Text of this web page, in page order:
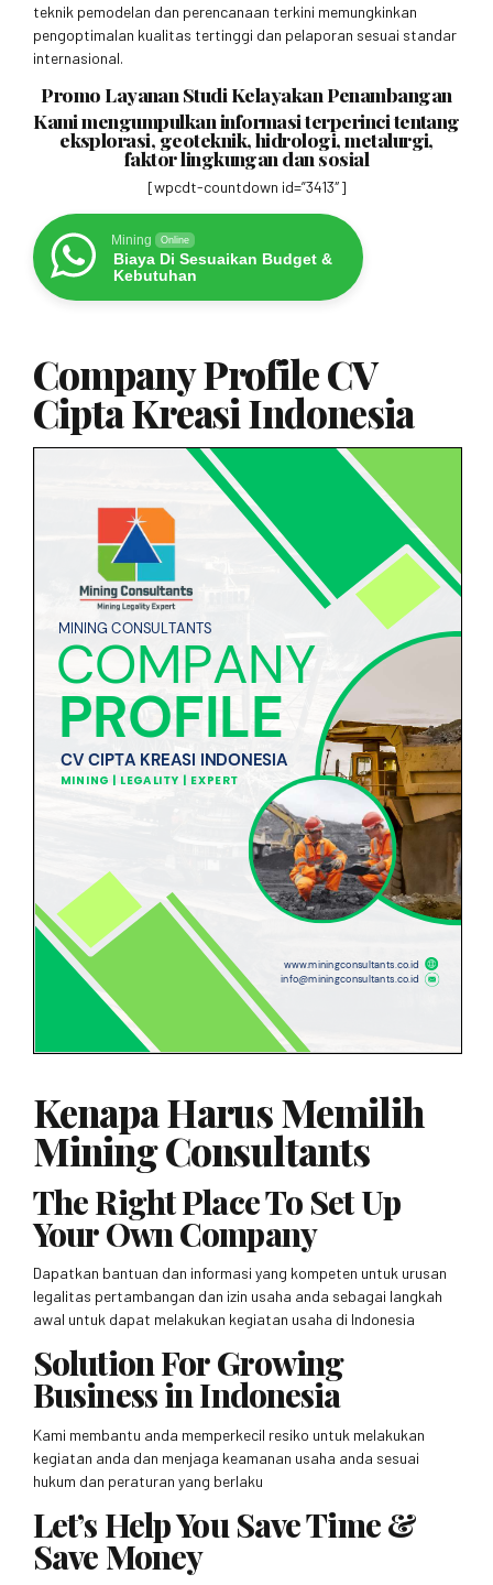
teknik pemodelan dan perencanaan terkini memungkinkan
pengoptimalan kualitas tertinggi dan pelaporan sesuai standar
internasional.
Promo Layanan Studi Kelayakan Penambangan
Kami mengumpulkan informasi terperinci tentang
eksplorasi, geoteknik, hidrologi, metalurgi,
faktor lingkungan dan sosial
[wpcdt-countdown id=”3413″]
Mining Online
Biaya Di Sesuaikan Budget &
Kebutuhan
Company Profile CV
Cipta Kreasi Indonesia
Kenapa Harus Memilih
Mining Consultants
The Right Place To Set Up
Your Own Company
Dapatkan bantuan dan informasi yang kompeten untuk urusan
legalitas pertambangan dan izin usaha anda sebagai langkah
awal untuk dapat melakukan kegiatan usaha di Indonesia
Solution For Growing
Business in Indonesia
Kami membantu anda memperkecil resiko untuk melakukan
kegiatan anda dan menjaga keamanan usaha anda sesuai
hukum dan peraturan yang berlaku
Let’s Help You Save Time &
Save Money